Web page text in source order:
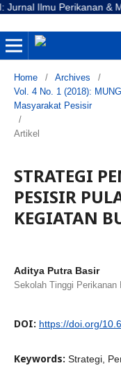
Ilmu Perikanan &
Home / Archives
/
Vol. 4 No. 1 (2018):
Masyarakat Pesisir
/
Artikel
STRATEGI
PESISIR
KEGIATAN
Aditya Putra Basir
Sekolah Tinggi Perikanan
DOI: https://doi.org/
Keywords: Strategi,